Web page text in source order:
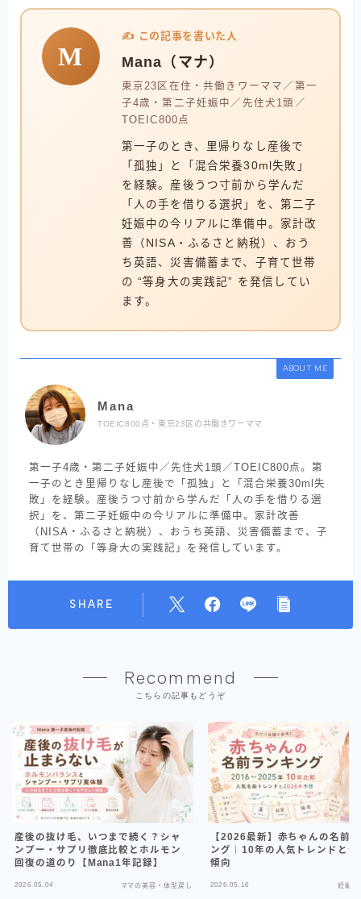
M
✍️ この記事を書いた人
Mana（マナ）
東京23区在住・共働きワーママ／第一
子4歳・第二子妊娠中／先住犬1頭／
TOEIC800点
第一子のとき、里帰りなし産後で
「孤独」と「混合栄養30ml失敗」
を経験。産後うつ寸前から学んだ
「人の手を借りる選択」を、第二子
妊娠中の今リアルに準備中。家計改
善（NISA・ふるさと納税）、おう
ち英語、災害備蓄まで、子育て世帯
の “等身大の実践記” を発信してい
ます。
ABOUT ME
Mana
TOEIC800点・東京23区の共働きワーママ
第一子4歳・第二子妊娠中／先住犬1頭／TOEIC800点。第
一子のとき里帰りなし産後で「孤独」と「混合栄養30ml失
敗」を経験。産後うつ寸前から学んだ「人の手を借りる選
択」を、第二子妊娠中の今リアルに準備中。家計改善
（NISA・ふるさと納税）、おうち英語、災害備蓄まで、子
育て世帯の「等身大の実践記」を発信しています。
SHARE
Recommend
こちらの記事もどうぞ
産後の抜け毛、いつまで続く？シャ
ンプー・サプリ徹底比較とホルモン
回復の道のり【Mana1年記録】
2026.05.04 ママの美容・体型戻し
【2026最新】赤ちゃんの名前
ング｜10年の人気トレンドと今
傾向
2026.05.16 妊娠・